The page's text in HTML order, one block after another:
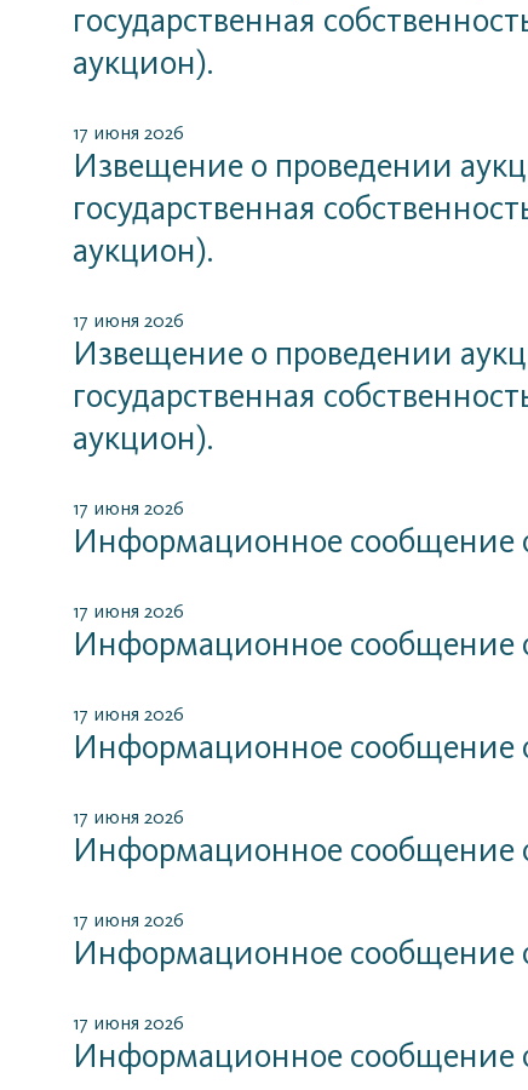
государственная
аукцион).
17 июня 2026
Извещение о проведении
государственная
аукцион).
17 июня 2026
Извещение о проведении
государственная
аукцион).
17 июня 2026
Информационное сообщение
17 июня 2026
Информационное сообщение
17 июня 2026
Информационное сообщение
17 июня 2026
Информационное сообщение
17 июня 2026
Информационное сообщение
17 июня 2026
Информационное сообщение